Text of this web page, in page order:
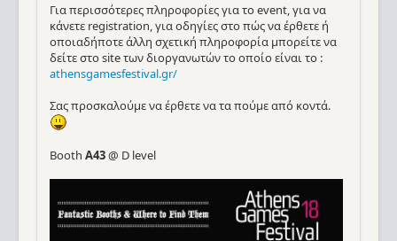
Για περισσότερες πληροφορίες για το event, για να
κάνετε registration, για οδηγίες στο πώς να έρθετε ή
οποιαδήποτε άλλη σχετική πληροφορία μπορείτε να
δείτε στο site των διοργανωτών το οποίο είναι το :
athensgamesfestival.gr/
Σας προσκαλούμε να έρθετε να τα πούμε από κοντά.
Booth A43@ D level